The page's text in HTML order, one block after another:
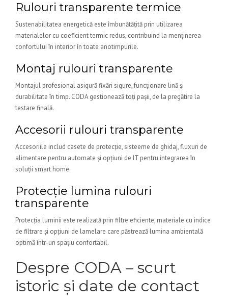
Rulouri transparente termice
Sustenabilitatea energetică este îmbunătățită prin utilizarea
materialelor cu coeficient termic redus, contribuind la menținerea
confortului în interior în toate anotimpurile.
Montaj rulouri transparente
Montajul profesional asigură fixări sigure, funcționare lină și
durabilitate în timp. CODA gestionează toți pașii, de la pregătire la
testare finală.
Accesorii rulouri transparente
Accesoriile includ casete de protecție, sisteeme de ghidaj, fluxuri de
alimentare pentru automate și opțiuni de IT pentru integrarea în
soluții smart home.
Protecție lumina rulouri
transparente
Protecția luminii este realizată prin filtre eficiente, materiale cu indice
de filtrare și opțiuni de lamelare care păstrează lumina ambientală
optimă într-un spațiu confortabil.
Despre CODA – scurt
istoric și date de contact